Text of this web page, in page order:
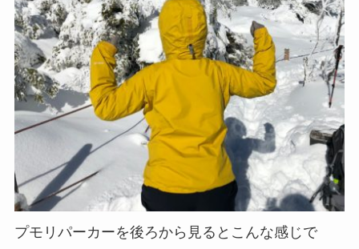
プモリパーカーを後ろから見るとこんな感じで